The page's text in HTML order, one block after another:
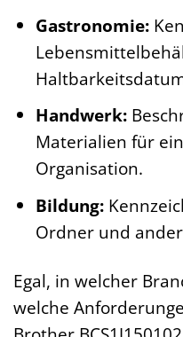
Gastronomie:
Handwerk:
Materialien für
Organisation.
Bildung:
Ordner und
Egal, in welcher
welche